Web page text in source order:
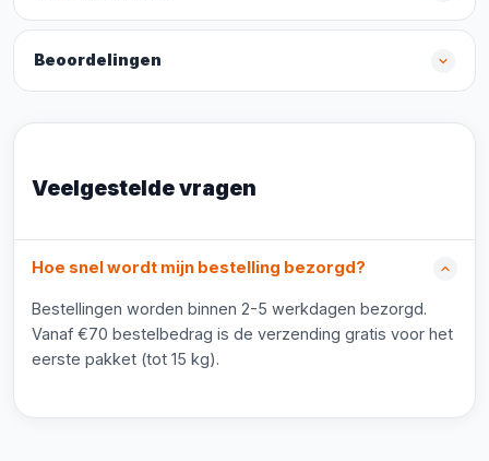
Beoordelingen
Veelgestelde vragen
Hoe snel wordt mijn bestelling bezorgd?
Bestellingen worden binnen 2-5 werkdagen bezorgd.
Vanaf €70 bestelbedrag is de verzending gratis voor het
eerste pakket (tot 15 kg).